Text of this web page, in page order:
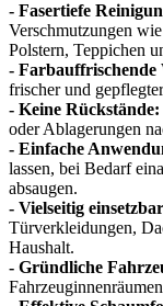
- Fasertiefe
Verschmutzungen
Polstern, Teppichen
-
frischer und
- Keine Rückstände:
oder Ablagerungen
- Einfache
lassen, bei Bedarf
absaugen.
- Vielseitig
Türverkleidungen,
Haushalt.
- Gründliche